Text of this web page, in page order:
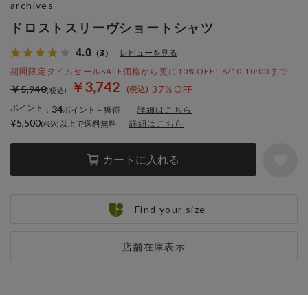
ドロストスリーヴショートシャツ
4.0 （3） レビューを見る
期間限定タイムセールSALE価格から更に10%OFF! 8/10 10:00まで
￥3,742 37％OFF
￥5,940
ポイント ： 34ポイント～獲得 詳細はこちら
カートに入れる
店舗在庫表示
archives
¥5,500 以上で送料無料 詳細はこちら
Find your size